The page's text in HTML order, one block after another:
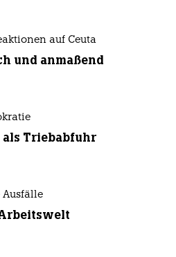
auf Ceuta
und anmaßend
als Triebabfuhr
Ausfälle